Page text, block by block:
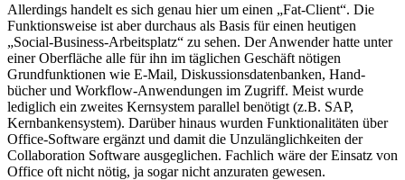
Allerdings handelt es sich genau hier um einen „Fat-Client“. Die
Funktionsweise ist aber durchaus als Basis für einen heutigen
„Social-Business-Arbeitsplatz“ zu sehen. Der Anwender hatte unter
einer Oberfläche alle für ihn im täglichen Geschäft nötigen
Grundfunktionen wie E-Mail, Diskussions­­datenbanken, Hand­
bücher und Workflow-Anwendungen im Zugriff. Meist wurde
lediglich ein zweites Kernsystem parallel benötigt (z.B. SAP,
Kernbankensystem). Darüber hinaus wurden Funktionalitäten über
Office-Software ergänzt und damit die Unzulänglichkeiten der
Collaboration Software ausgeglichen. Fachlich wäre der Einsatz von
Office oft nicht nötig, ja sogar nicht anzuraten gewesen.